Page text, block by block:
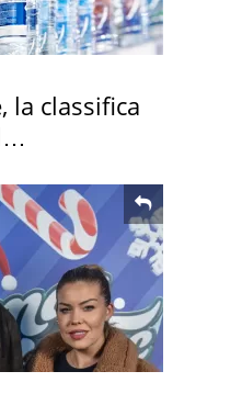
la classifica